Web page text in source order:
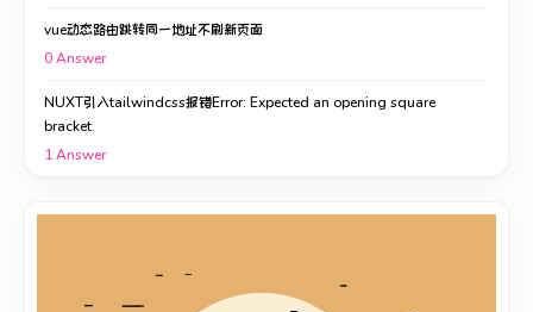
vue动态路由跳转同一地址不刷新页面
0Answer
NUXT引入tailwindcss报错Error: Expected an opening square
bracket.
1Answer